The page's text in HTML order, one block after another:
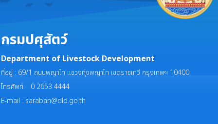
กรมปศุสัตว์
Department of Livestock Development
ที่อยู่ : 69/1 ถนนพญาไท แขวงทุ่งพญาไท เขตราชเทวี กรุงเทพฯ 10400
โทรศัพท์ : 0 2653 4444
E-mail : saraban@dld.go.th